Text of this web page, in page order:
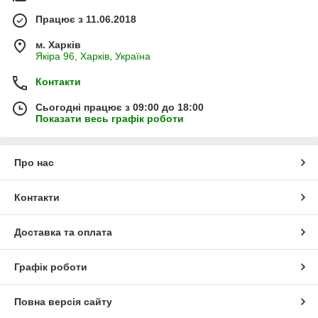
Працює з 11.06.2018
м. Харків
Якіра 96, Харків, Україна
Контакти
Сьогодні працює з 09:00 до 18:00
Показати весь графік роботи
Про нас
Контакти
Доставка та оплата
Графік роботи
Повна версія сайту